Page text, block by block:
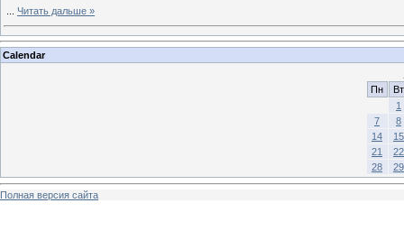
Читать дальше »
Calendar
Пн
Вт
1
7
8
14
15
21
22
28
29
Полная версия сайта